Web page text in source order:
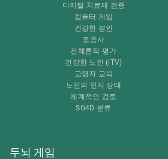
디지털 치료제 검증
컴퓨터 게임
건강한 성인
조종사
전체론적 평가
건강한 노인 (iTV)
고령자 교육
노인의 인지 상태
체계적인 검토
SG4D 분류
두뇌 게임